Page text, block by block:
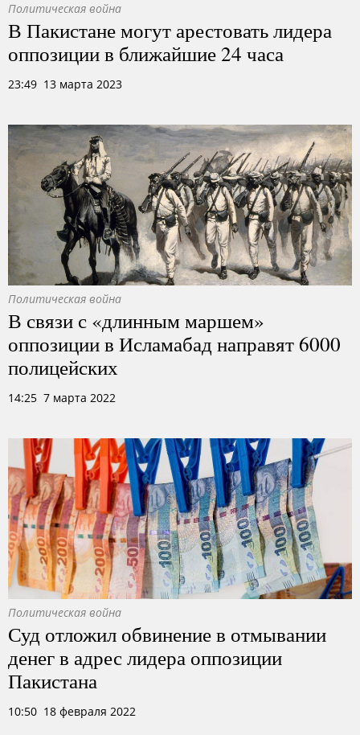
Политическая война
В Пакистане могут арестовать лидера
оппозиции в ближайшие 24 часа
23:49 13 марта 2023
Политическая война
В связи с «длинным маршем»
оппозиции в Исламабад направят 6000
полицейских
14:25 7 марта 2022
Политическая война
Суд отложил обвинение в отмывании
денег в адрес лидера оппозиции
Пакистана
10:50 18 февраля 2022